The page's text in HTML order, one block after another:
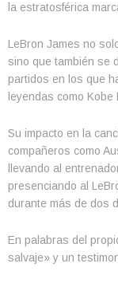
la estratosférica
LeBron James no
sino que también se
partidos en los que
leyendas como Kobe
Su impacto en la
compañeros como
llevando al
presenciando al
durante más de dos
En palabras del
salvaje» y un